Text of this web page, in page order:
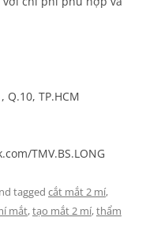
Q.10, TP.HCM
TMV.BS.LONG
tagged cắt mắt 2 mí,
mắt,tạo mắt 2 mí,thẩm